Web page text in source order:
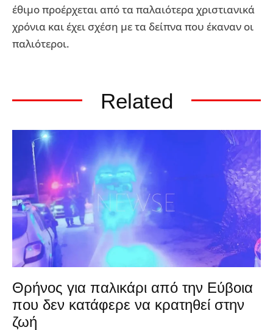
έθιμο προέρχεται από τα παλαιότερα χριστιανικά
χρόνια και έχει σχέση με τα δείπνα που έκαναν οι
παλιότεροι.
Related
Θρήνος για παλικάρι από την Εύβοια
που δεν κατάφερε να κρατηθεί στην
ζωή